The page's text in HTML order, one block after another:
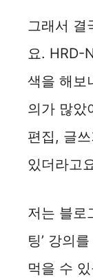
그래서 결
요. HRD-
색을 해보
의가 많았
편집, 글
있더라고
저는 블로
팅’ 강의
먹을 수